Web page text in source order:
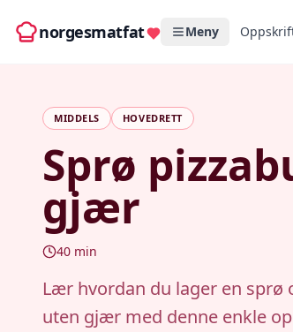
norgesmatfat Meny
MIDDELS HOVEDRETT
Sprø
gjær
40 min
Lær hvordan du lager en sprø
uten gjær med denne enkle